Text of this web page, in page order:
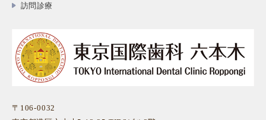
訪問診療
〒106-0032